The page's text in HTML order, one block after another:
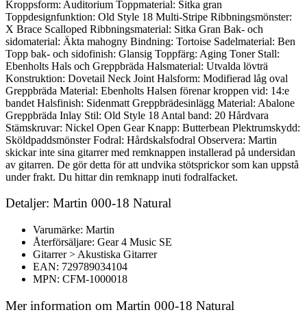
Kroppsform: Auditorium Toppmaterial: Sitka gran
Toppdesignfunktion: Old Style 18 Multi-Stripe Ribbningsmönster:
X Brace Scalloped Ribbningsmaterial: Sitka Gran Bak- och
sidomaterial: Äkta mahogny Bindning: Tortoise Sadelmaterial: Ben
Topp bak- och sidofinish: Glansig Toppfärg: Aging Toner Stall:
Ebenholts Hals och Greppbräda Halsmaterial: Utvalda lövträ
Konstruktion: Dovetail Neck Joint Halsform: Modifierad låg oval
Greppbräda Material: Ebenholts Halsen förenar kroppen vid: 14:e
bandet Halsfinish: Sidenmatt Greppbrädesinlägg Material: Abalone
Greppbräda Inlay Stil: Old Style 18 Antal band: 20 Hårdvara
Stämskruvar: Nickel Open Gear Knapp: Butterbean Plektrumskydd:
Sköldpaddsmönster Fodral: Hårdskalsfodral Observera: Martin
skickar inte sina gitarrer med remknappen installerad på undersidan
av gitarren. De gör detta för att undvika stötsprickor som kan uppstå
under frakt. Du hittar din remknapp inuti fodralfacket.
Detaljer: Martin 000-18 Natural
Varumärke: Martin
Återförsäljare: Gear 4 Music SE
Gitarrer > Akustiska Gitarrer
EAN: 729789034104
MPN: CFM-1000018
Mer information om Martin 000-18 Natural